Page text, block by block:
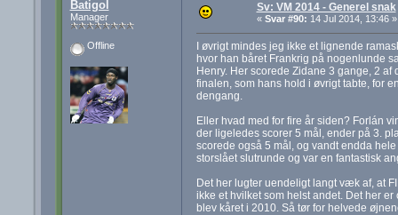
Batigol
Manager
Offline
Sv: VM 2014 - Generel snak
« Svar #90: 14 Jul 2014, 13:46 »
I øvrigt mindes jeg ikke et lignende
hvor han båret Frankrig på nogenlunde
Henry. Her scorede Zidane 3 gange, 2
finalen, som hans hold i øvrigt tabte, for
dengang.
Eller hvad med for fire år siden? Forlán
der ligeledes scorer 5 mål, ender på 3.
scorede også 5 mål, og vandt endda
storslået slutrunde og var en fantastisk
Det her lugter uendeligt langt væk af, at
ikke et hvilket som helst andet. Det her
blev kåret i 2010. Så tør for helvede